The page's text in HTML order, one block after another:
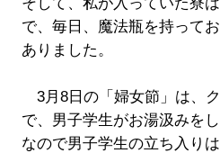
で、毎日、魔法瓶を持って
ありました。
3月8日の「婦女節」は、
で、男子学生がお湯汲みを
なので男子学生の立ち入り